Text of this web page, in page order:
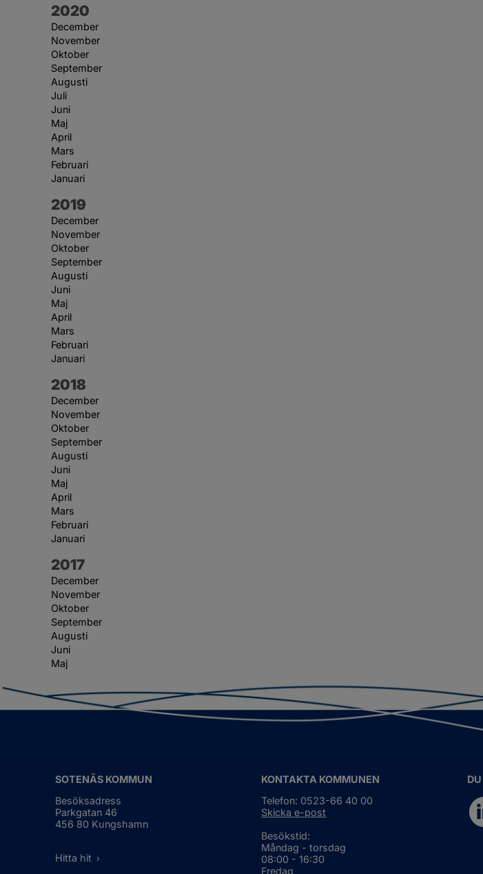
År:
2020
December
November
Oktober
September
Augusti
Juli
Juni
Maj
April
Mars
Februari
Januari
År:
2019
December
November
Oktober
September
Augusti
Juni
Maj
April
Mars
Februari
Januari
År:
2018
December
November
Oktober
September
Augusti
Juni
Maj
April
Mars
Februari
Januari
År:
2017
December
November
Oktober
September
Augusti
Juni
Maj
SOTENÄS KOMMUN
Besöksadress
Parkgatan 46
456 80 Kungshamn
Hitta hit
KONTAKTA KOMMUNEN
Telefon: 0523-66 40 00
Skicka e-post
Besökstid:
Måndag - torsdag
08:00 - 16:30
Fredag